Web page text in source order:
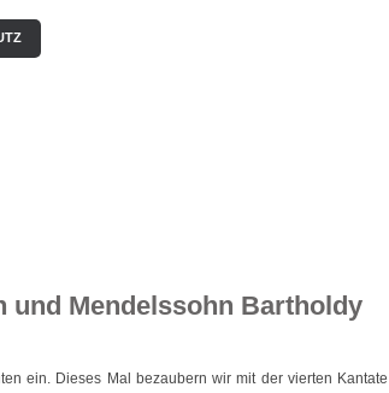
und Mendelssohn Bartholdy
ein. Dieses Mal bezaubern wir mit der vierten Kantate